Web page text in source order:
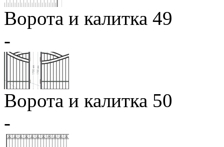
Ворота и калитка 49
-
Ворота и калитка 50
-